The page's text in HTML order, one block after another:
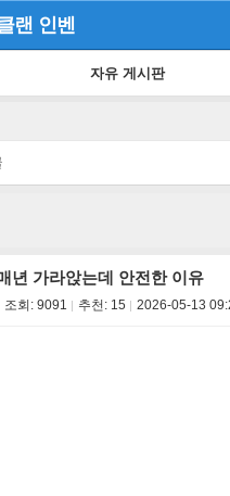
랜 인벤
자유 게시판
년 가라앉는데 안전한 이유
조회: 9091 추천: 15 2026-05-13